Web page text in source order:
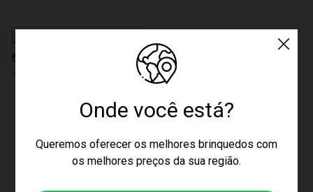
Onde você está?
Queremos oferecer os melhores brinquedos com
os melhores preços da sua região.
CM XALINGO 6703.2